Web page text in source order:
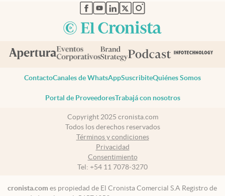
abre en nueva pestaña
abre en nueva pestaña
abre en nueva pestaña
abre en nueva pestaña
abre en nueva pestaña
ContactoCanales de WhatsAppSuscribiteQuiénes Somos
Portal de ProveedoresTrabajá con nosotros
Copyright 2025 cronista.com
Todos los derechos reservados
Términos y condiciones
Privacidad
Consentimiento
Tel: +54 11 7078-3270
cronista.com es propiedad de El Cronista Comercial S.A Registro de